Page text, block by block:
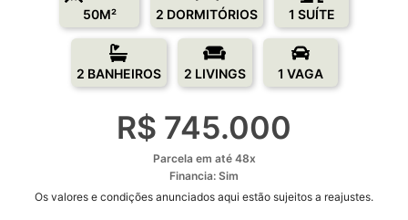
50M² 2 DORMITÓRIOS 1 SUÍTE
2 BANHEIROS 2 LIVINGS 1 VAGA
R$ 745.000
Parcela em até 48x
Financia: Sim
Os valores e condições anunciados aqui estão sujeitos a reajustes.